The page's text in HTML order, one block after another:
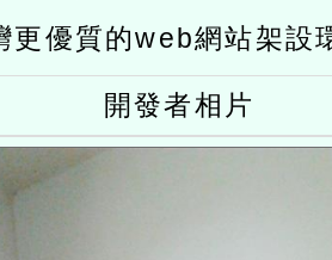
畫
簡章及EDM
-教案暨教學示範
民及學前教育署
19疫苗接種計畫
滿6個月以上尚未
延長至115年9月28
更優質的web網站架設
開發者相片